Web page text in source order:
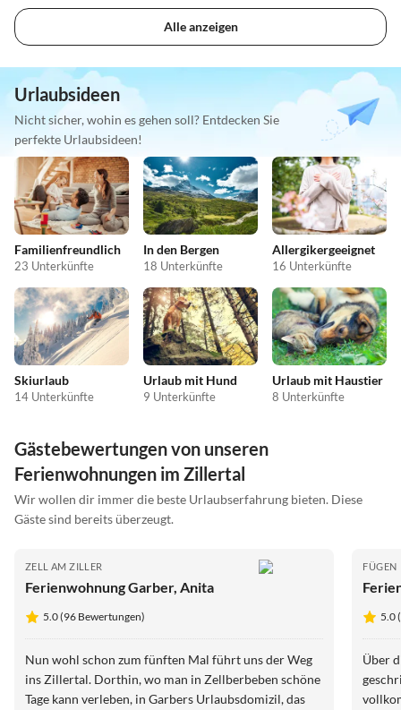
Alle anzeigen
Urlaubsideen
Nicht sicher, wohin es gehen soll? Entdecken Sie
perfekte Urlaubsideen!
Familienfreundlich
23 Unterkünfte
In den Bergen
18 Unterkünfte
Allergikergeeignet
16 Unterkünfte
Skiurlaub
14 Unterkünfte
Urlaub mit Hund
9 Unterkünfte
Urlaub mit Haustier
8 Unterkünfte
Gästebewertungen von unseren
Ferienwohnungen im Zillertal
Wir wollen dir immer die beste Urlaubserfahrung bieten. Diese
Gäste sind bereits überzeugt.
ZELL AM ZILLER
Ferienwohnung Garber, Anita
5.0 (96 Bewertungen)
Nun wohl schon zum fünften Mal führt uns der Weg
ins Zillertal. Dorthin, wo man in Zellberbeben schöne
Tage kann verleben, in Garbers Urlaubsdomizil, das
FÜGEN
5.0
Über